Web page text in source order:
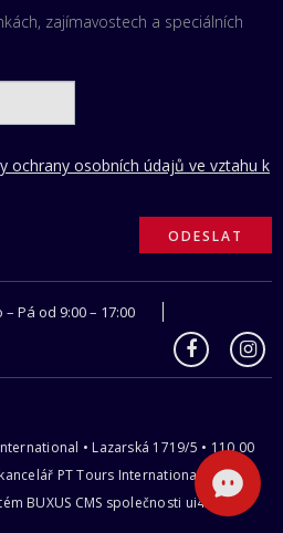
zajímavostech a speciálních
ochrany osobních údajů ve vztahu k
– Pá od 9:00 – 17:00
• Lazarská 1719/5 • 110 00
PT Tours International s.r.o |
BUXUS CMS společnosti ui42 .